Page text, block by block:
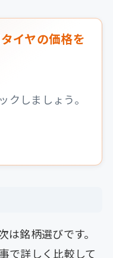
イヤの価格を
クしましょう。
銘柄選びです。
で詳しく比較して